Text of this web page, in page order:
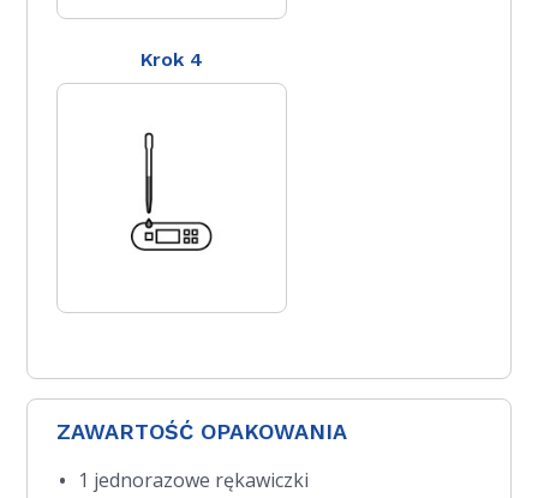
Krok 4
ZAWARTOŚĆ OPAKOWANIA
1 jednorazowe rękawiczki